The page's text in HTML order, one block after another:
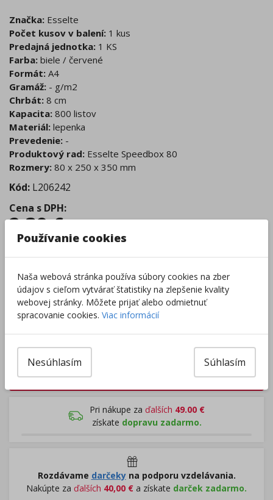
Značka: Esselte
Počet kusov v balení: 1 kus
Predajná jednotka: 1 KS
Farba: biele / červené
Formát: A4
Gramáž: - g/m2
Chrbát: 8 cm
Kapacita: 800 listov
Materiál: lepenka
Prevedenie: -
Produktový rad: Esselte Speedbox 80
Rozmery: 80 x 250 x 350 mm
Kód: L206242
Cena s DPH:
2,39€
Externý sklad:23 ks
Zobraziť dostupnosť v predajniach
Pri nákupe za ďalších 49.00€
získate dopravu zadarmo.
Rozdávame darčeky na podporu vzdelávania.
Nakúpte za ďalších 40,00 € a získate darček zadarmo.
Používanie cookies
Naša webová stránka používa súbory cookies na zber
údajov s cieľom vytvárať štatistiky na zlepšenie kvality
webovej stránky. Môžete prijať alebo odmietnuť
spracovanie cookies. Viac informácií
Súhlasím
Nesúhlasím